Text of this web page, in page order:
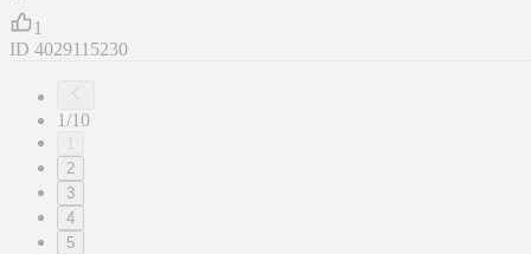
1
ID 4029115230
1/10
2
3
4
5